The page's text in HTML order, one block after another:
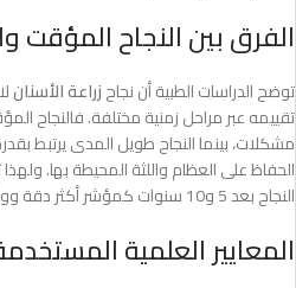
الفرق بين النجاح المؤقت
توضح الدراسات الطبية أن نجاحزراعة الأسنان
تقييمه عبر مراحل زمنية مختلفة. فالنجاح
مشكلات، بينما النجاح طويل المدى يرتبط
الحفاظ على العظام واللثة المحيطة بها.
النجاح بعد 5 و10 سنوات كمؤشر أكثر دقة وواقعية للحكم على جودة الإجراء.
المعايير العلمية